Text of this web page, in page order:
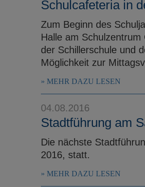
Schulcafeteria in
Zum Beginn des
Halle am
der Schillerschule und
Möglichkeit zur
MEHR DAZU LESEN
04.08.2016
Stadtführung am
Die nächste
2016, statt.
MEHR DAZU LESEN